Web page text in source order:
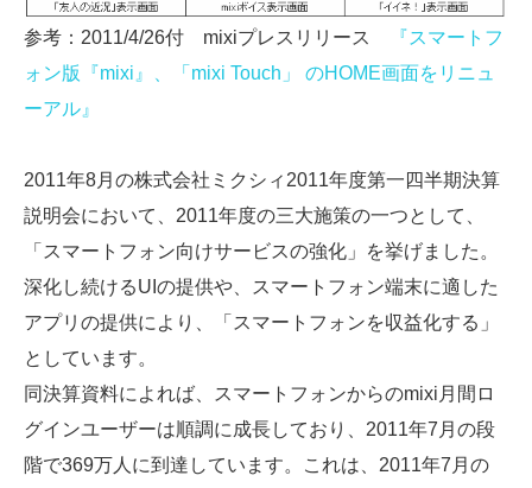
参考：2011/4/26付 mixiプレスリリース
『スマートフ
ォン版『mixi』、「mixi Touch」 のHOME画面をリニュ
ーアル』
2011年8月の株式会社ミクシィ2011年度第一四半期決算
説明会において、2011年度の三大施策の一つとして、
「スマートフォン向けサービスの強化」を挙げました。
深化し続けるUIの提供や、スマートフォン端末に適した
アプリの提供により、「スマートフォンを収益化する」
としています。
同決算資料によれば、スマートフォンからのmixi月間ロ
グインユーザーは順調に成長しており、2011年7月の段
階で369万人に到達しています。これは、2011年7月の